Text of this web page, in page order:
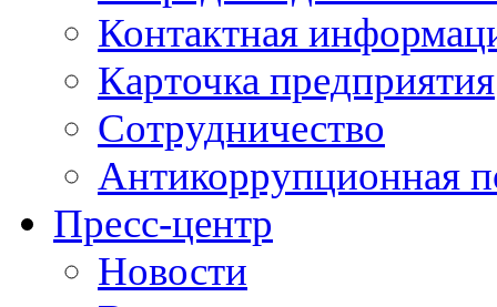
Контактная
Карточка предприятия
Сотрудничество
Антикоррупционная
Пресс-центр
Новости